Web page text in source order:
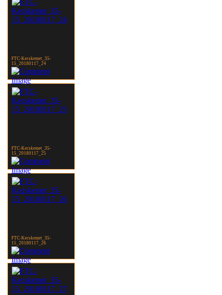
FTC-Kecskemet_35-
15_20180117_24
FTC-Kecskemet_35-
15_20180117_25
FTC-Kecskemet_35-
15_20180117_26